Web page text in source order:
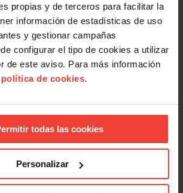
propias y de terceros para facilitar la
información de estadísticas de uso
y gestionar campañas
configurar el tipo de cookies a utilizar
de este aviso. Para más información
política de cookies.
todas las cookies
Personalizar
de protección laboral para personas